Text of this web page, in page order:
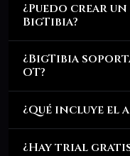
¿Puedo crear
BigTibia?
¿BigTibia
OT?
¿Qué incluye
¿Hay trial gratis